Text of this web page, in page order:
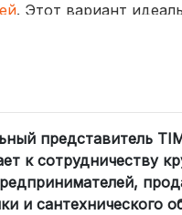
. Этот вариант
(СДЭК, BoxBerry,
из других
мы сотрудничаем с
представитель
к сотрудничеству
и сантехнического